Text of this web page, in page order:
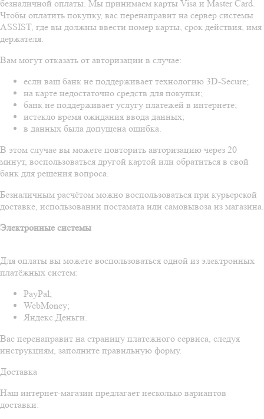
безналичной оплаты. Мы принимаем карты Visa и Master Card.
Чтобы оплатить покупку, вас перенаправит на сервер системы
ASSIST, где вы должны ввести номер карты, срок действия, имя
держателя.
Вам могут отказать от авторизации в случае:
если ваш банк не поддерживает технологию 3D-Secure;
на карте недостаточно средств для покупки;
банк не поддерживает услугу платежей в интернете;
истекло время ожидания ввода данных;
в данных была допущена ошибка.
В этом случае вы можете повторить авторизацию через 20
минут, воспользоваться другой картой или обратиться в свой
банк для решения вопроса.
Безналичным расчётом можно воспользоваться при курьерской
доставке, использовании постамата или самовывоза из магазина.
Электронные системы
Для оплаты вы можете воспользоваться одной из электронных
платёжных систем:
PayPal;
WebMoney;
Яндекс.Деньги.
Вас перенаправит на страницу платежного сервиса, следуя
инструкциям, заполните правильную форму.
Доставка
Наш интернет-магазин предлагает несколько вариантов
доставки: